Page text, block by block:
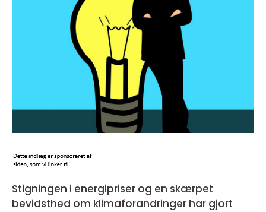
Stigningen i energipriser og en skærpet
bevidsthed om klimaforandringer har gjort